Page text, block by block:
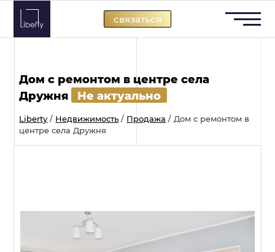
Skip
content
связаться
Дом с ремонтом в центре села
Дружня
Не актуально
Liberty / Недвижимость / Продажа / Дом с ремонтом в
центре села Дружня